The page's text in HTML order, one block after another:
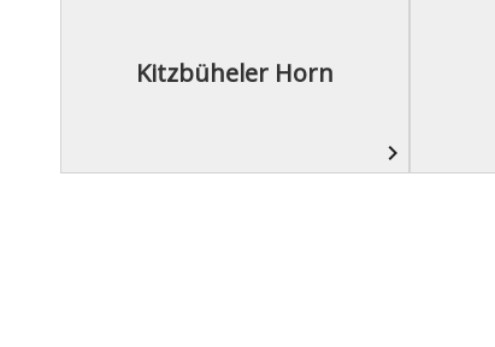
Kitzbüheler Horn
navigate_next